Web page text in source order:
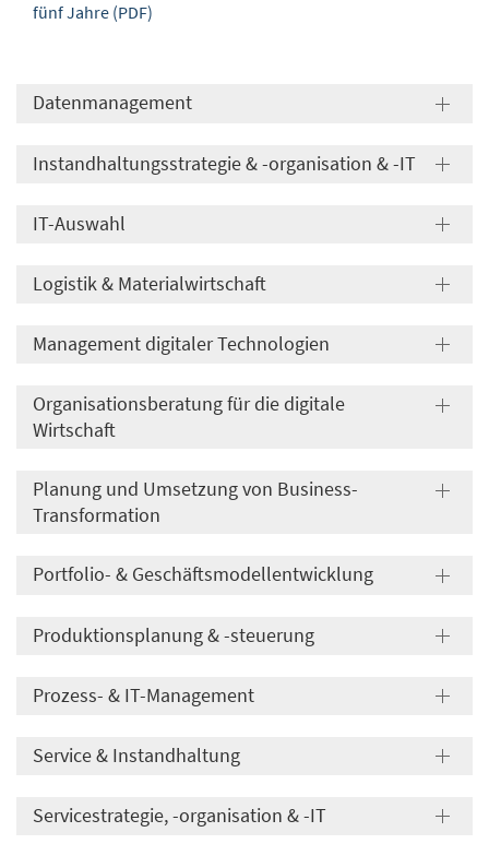
fünf Jahre (PDF)
Datenmanagement
Instandhaltungsstrategie & -organisation & -IT
IT-Auswahl
Logistik & Materialwirtschaft
Management digitaler Technologien
Organisationsberatung für die digitale
Wirtschaft
Planung und Umsetzung von Business-
Transformation
Portfolio- & Geschäftsmodellentwicklung
Produktionsplanung & -steuerung
Prozess- & IT-Management
Service & Instandhaltung
Servicestrategie, -organisation & -IT